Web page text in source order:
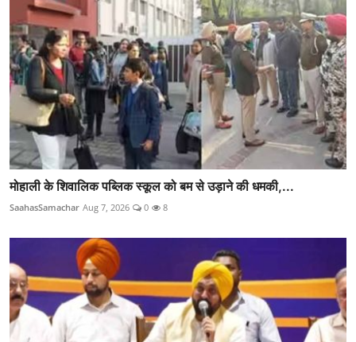
मोहाली के शिवालिक पब्लिक स्कूल को बम से उड़ाने की धमकी,...
SaahasSamachar Aug 7, 2026 0 8